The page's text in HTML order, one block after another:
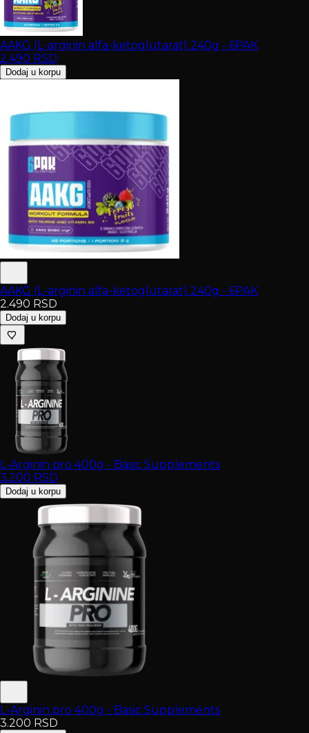
AAKG (L-arginin alfa-ketoglutarat) 240g - 6PAK
2.490 RSD
Dodaj u korpu
AAKG (L-arginin alfa-ketoglutarat) 240g - 6PAK
2.490 RSD
Dodaj u korpu
L-Arginin pro 400g - Basic Supplements
3.200 RSD
Dodaj u korpu
L-Arginin pro 400g - Basic Supplements
3.200 RSD